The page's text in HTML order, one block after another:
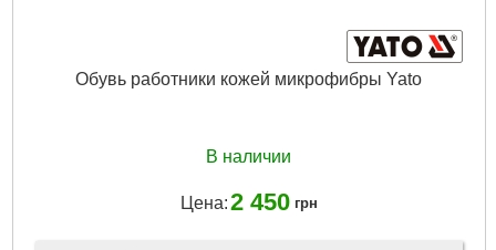
Обувь работники кожей микрофибры Yato
В наличии
Цена:2 450 грн